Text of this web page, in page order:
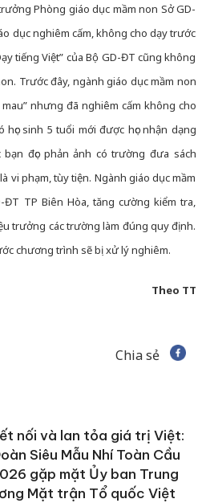
Phòng giáo dục mầm non Sở GD-
dục nghiêm cấm, không cho dạy trước
tiếng Việt” của Bộ GD-ĐT cũng không
Trước đây, ngành giáo dục mầm non
nhưng đã nghiêm cấm không cho
sinh 5 tuổi mới được học nhận dạng
đọc phản ảnh có trường đưa sách
là vi phạm, tùy tiện. Ngành giáo dục mầm
TP Biên Hòa, tăng cường kiểm tra,
trưởng các trường làm đúng quy định.
chương trình sẽ bị xử lý nghiêm.
Theo TT
Chia sẻ
nối và lan tỏa giá trị Việt:
Siêu Mẫu Nhí Toàn Cầu
gặp mặt Ủy ban Trung
Mặt trận Tổ quốc Việt